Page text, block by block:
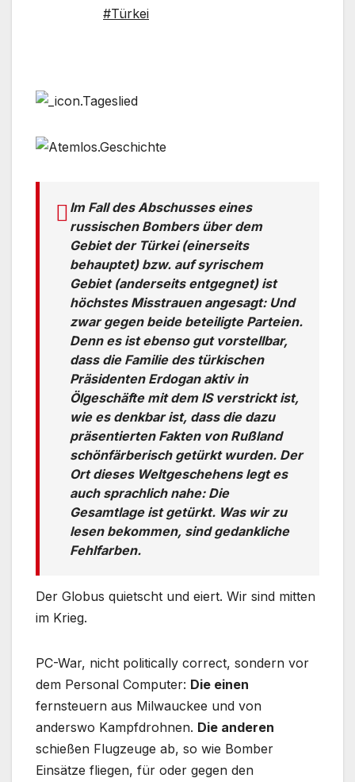
#Türkei
Im Fall des Abschusses eines
russischen Bombers über dem
Gebiet der Türkei (einerseits
behauptet) bzw. auf syrischem
Gebiet (anderseits entgegnet) ist
höchstes Misstrauen angesagt: Und
zwar gegen beide beteiligte Parteien.
Denn es ist ebenso gut vorstellbar,
dass die Familie des türkischen
Präsidenten Erdogan aktiv in
Ölgeschäfte mit dem IS verstrickt ist,
wie es denkbar ist, dass die dazu
präsentierten Fakten von Rußland
schönfärberisch getürkt wurden. Der
Ort dieses Weltgeschehens legt es
auch sprachlich nahe: Die
Gesamtlage ist getürkt. Was wir zu
lesen bekommen, sind gedankliche
Fehlfarben.
Der Globus quietscht und eiert. Wir sind mitten
im Krieg.
PC-War, nicht politically correct, sondern vor
dem Personal Computer: Die einen
fernsteuern aus Milwauckee und von
anderswo Kampfdrohnen. Die anderen
schießen Flugzeuge ab, so wie Bomber
Einsätze fliegen, für oder gegen den